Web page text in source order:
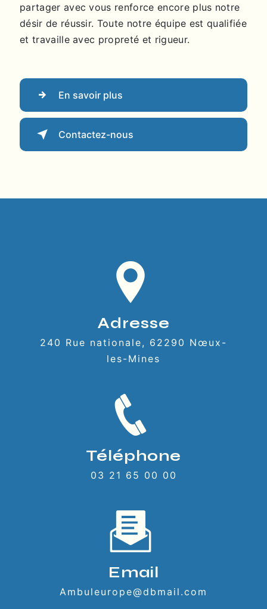
partager avec vous renforce encore plus notre
désir de réussir. Toute notre équipe est qualifiée
et travaille avec propreté et rigueur.
En savoir plus
Contactez-nous
Adresse
240 Rue nationale, 62290 Nœux-
les-Mines
Téléphone
03 21 65 00 00
Email
ambuleurope@dbmail.com